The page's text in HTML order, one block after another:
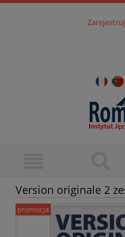
Version originale 2
promocja